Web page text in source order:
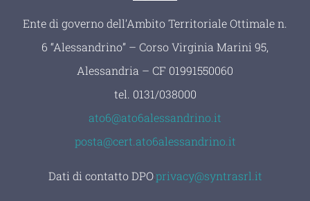
Ente di governo dell’Ambito Territoriale Ottimale n.
6 “Alessandrino” – Corso Virginia Marini 95,
Alessandria – CF 01991550060
tel. 0131/038000
ato6@ato6alessandrino.it
posta@cert.ato6alessandrino.it
Dati di contatto DPO:privacy@syntrasrl.it